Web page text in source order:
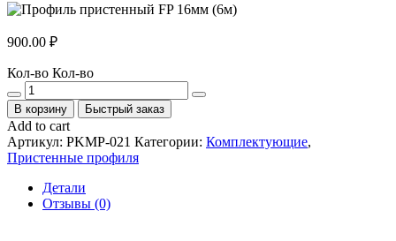
900.00 ₽
Кол-во Кол-во
В корзину Быстрый заказ
Add to cart
Артикул: PKMP-021 Категории: Комплектующие,
Пристенные профиля
Детали
Отзывы (0)